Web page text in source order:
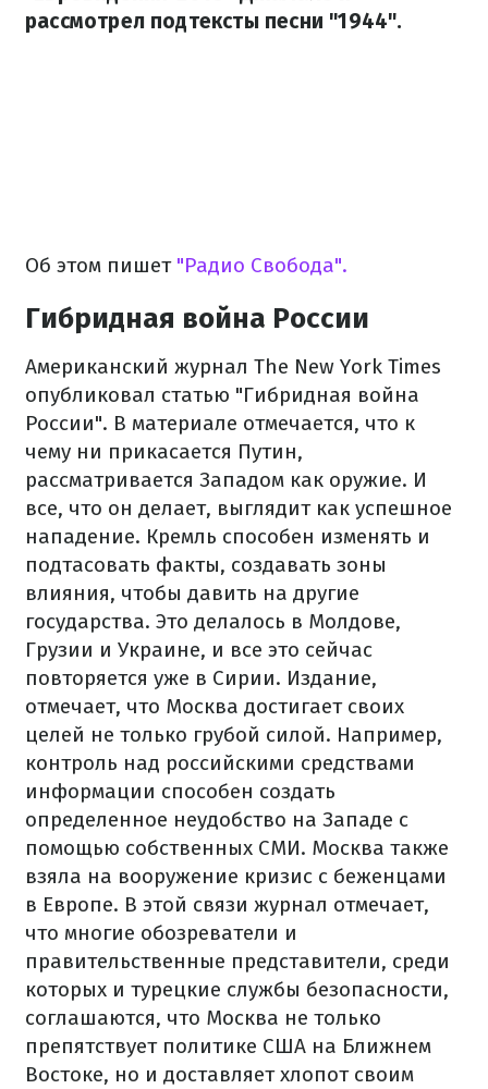
рассмотрел подтексты песни "1944".
Об этом пишет"Радио Свобода".
Гибридная война России
Американский журнал The New York Times
опубликовал статью "Гибридная война
России". В материале отмечается, что к
чему ни прикасается Путин,
рассматривается Западом как оружие. И
все, что он делает, выглядит как успешное
нападение. Кремль способен изменять и
подтасовать факты, создавать зоны
влияния, чтобы давить на другие
государства. Это делалось в Молдове,
Грузии и Украине, и все это сейчас
повторяется уже в Сирии. Издание,
отмечает, что Москва достигает своих
целей не только грубой силой. Например,
контроль над российскими средствами
информации способен создать
определенное неудобство на Западе с
помощью собственных СМИ. Москва также
взяла на вооружение кризис с беженцами
в Европе. В этой связи журнал отмечает,
что многие обозреватели и
правительственные представители, среди
которых и турецкие службы безопасности,
соглашаются, что Москва не только
препятствует политике США на Ближнем
Востоке, но и доставляет хлопот своим